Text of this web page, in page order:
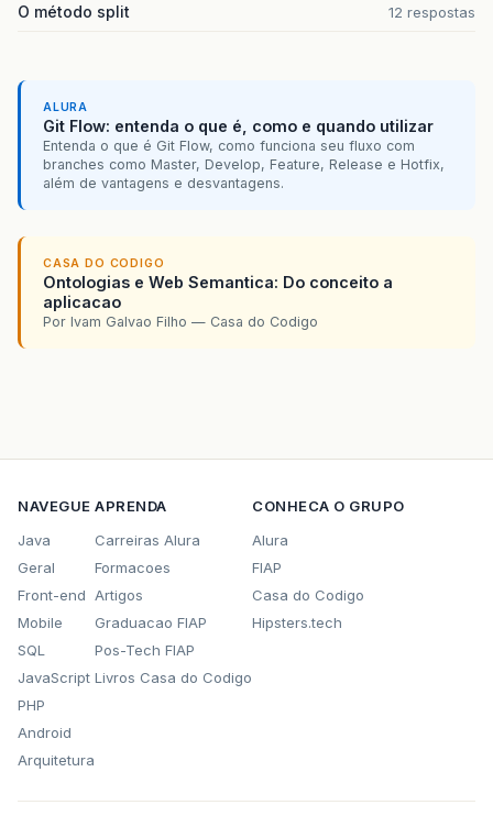
O método split 12 respostas
ALURA
Git Flow: entenda o que é, como e quando utilizar
Entenda o que é Git Flow, como funciona seu fluxo com
branches como Master, Develop, Feature, Release e Hotfix,
além de vantagens e desvantagens.
CASA DO CODIGO
Ontologias e Web Semantica: Do conceito a
aplicacao
Por Ivam Galvao Filho — Casa do Codigo
NAVEGUE
Java
Geral
Front-end
Mobile
SQL
JavaScript
PHP
Android
Arquitetura
APRENDA
Carreiras Alura
Formacoes
Artigos
Graduacao FIAP
Pos-Tech FIAP
Livros Casa do Codigo
CONHECA O GRUPO
Alura
FIAP
Casa do Codigo
Hipsters.tech